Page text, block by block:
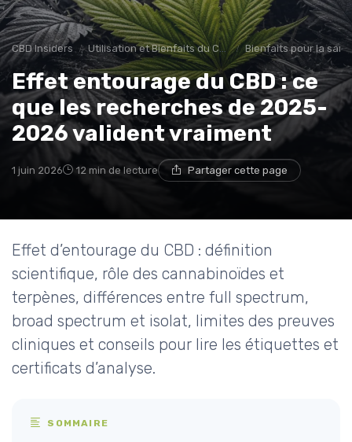
CBD Insiders Utilisation et Bienfaits du CBD Bienfaits pour la
Effet entourage du CBD : ce
que les recherches de 2025-
2026 valident vraiment
1 juin 2026 12 min de lecture Partager cette page
Effet d’entourage du CBD : définition
scientifique, rôle des cannabinoïdes et
terpènes, différences entre full spectrum,
broad spectrum et isolat, limites des preuves
cliniques et conseils pour lire les étiquettes et
certificats d’analyse.
SOMMAIRE